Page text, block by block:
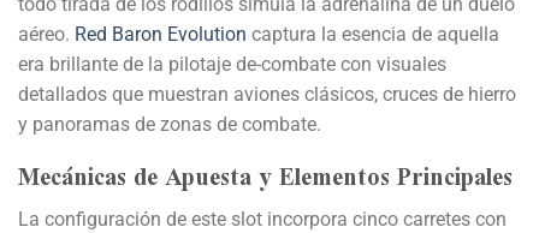
aéreo. Red Baron Evolution captura la esencia de aquella
era brillante de la pilotaje de-combate con visuales
detallados que muestran aviones clásicos, cruces de hierro
y panoramas de zonas de combate.
Mecánicas de Apuesta y Elementos Principales
La configuración de este slot incorpora cinco carretes con